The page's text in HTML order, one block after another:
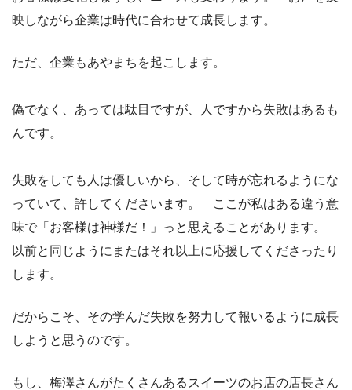
映しながら企業は時代に合わせて成長します。
ただ、企業もあやまちを起こします。
偽でなく、あっては駄目ですが、人ですから失敗はあるも
んです。
失敗をしても人は優しいから、そして時が忘れるようにな
っていて、許してくださいます。 ここが私はある違う意
味で「お客様は神様だ！」っと思えることがあります。
以前と同じようにまたはそれ以上に応援してくださったり
します。
だからこそ、その学んだ失敗を努力して報いるように成長
しようと思うのです。
もし、梅澤さんがたくさんあるスイーツのお店の店長さん